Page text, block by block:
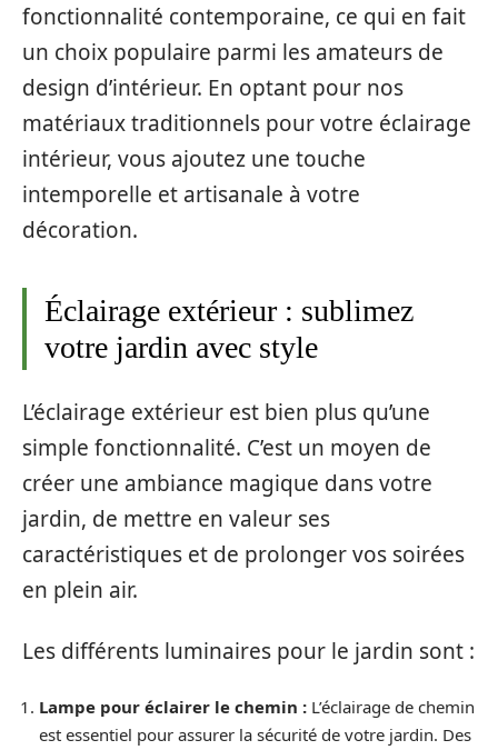
fonctionnalité contemporaine, ce qui en fait
un choix populaire parmi les amateurs de
design d’intérieur. En optant pour nos
matériaux traditionnels pour votre éclairage
intérieur, vous ajoutez une touche
intemporelle et artisanale à votre
décoration.
Éclairage extérieur : sublimez
votre jardin avec style
L’éclairage extérieur est bien plus qu’une
simple fonctionnalité. C’est un moyen de
créer une ambiance magique dans votre
jardin, de mettre en valeur ses
caractéristiques et de prolonger vos soirées
en plein air.
Les différents luminaires pour le jardin sont :
Lampe pour éclairer le chemin : L’éclairage de chemin
est essentiel pour assurer la sécurité de votre jardin. Des